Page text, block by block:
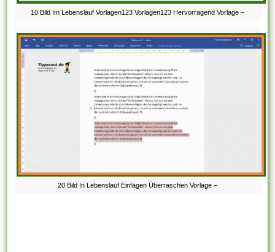
10 Bild Im Lebenslauf Vorlagen123 Vorlagen123 Hervorragend Vorlage –
20 Bild In Lebenslauf Einfägen Überraschen Vorlage –